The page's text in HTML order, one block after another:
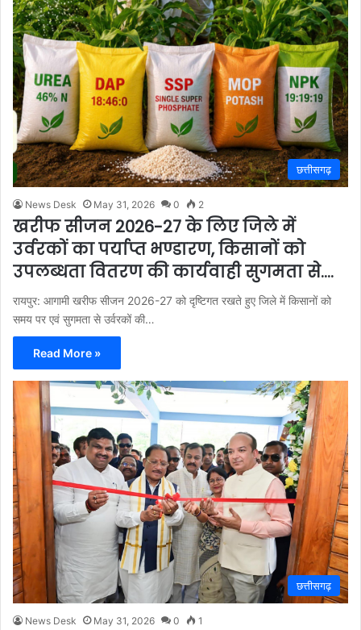
छत्तीसगढ़
News Desk May 31, 2026 0 2
खरीफ सीजन 2026-27 के लिए जिले में
उर्वरकों का पर्याप्त भण्डारण, किसानों को
उपलब्धता वितरण की कार्यवाही सुगमता से….
रायपुर: आगामी खरीफ सीजन 2026-27 को दृष्टिगत रखते हुए जिले में किसानों को
समय पर एवं सुगमता से उर्वरकों की…
Read More »
छत्तीसगढ़
News Desk May 31, 2026 0 1